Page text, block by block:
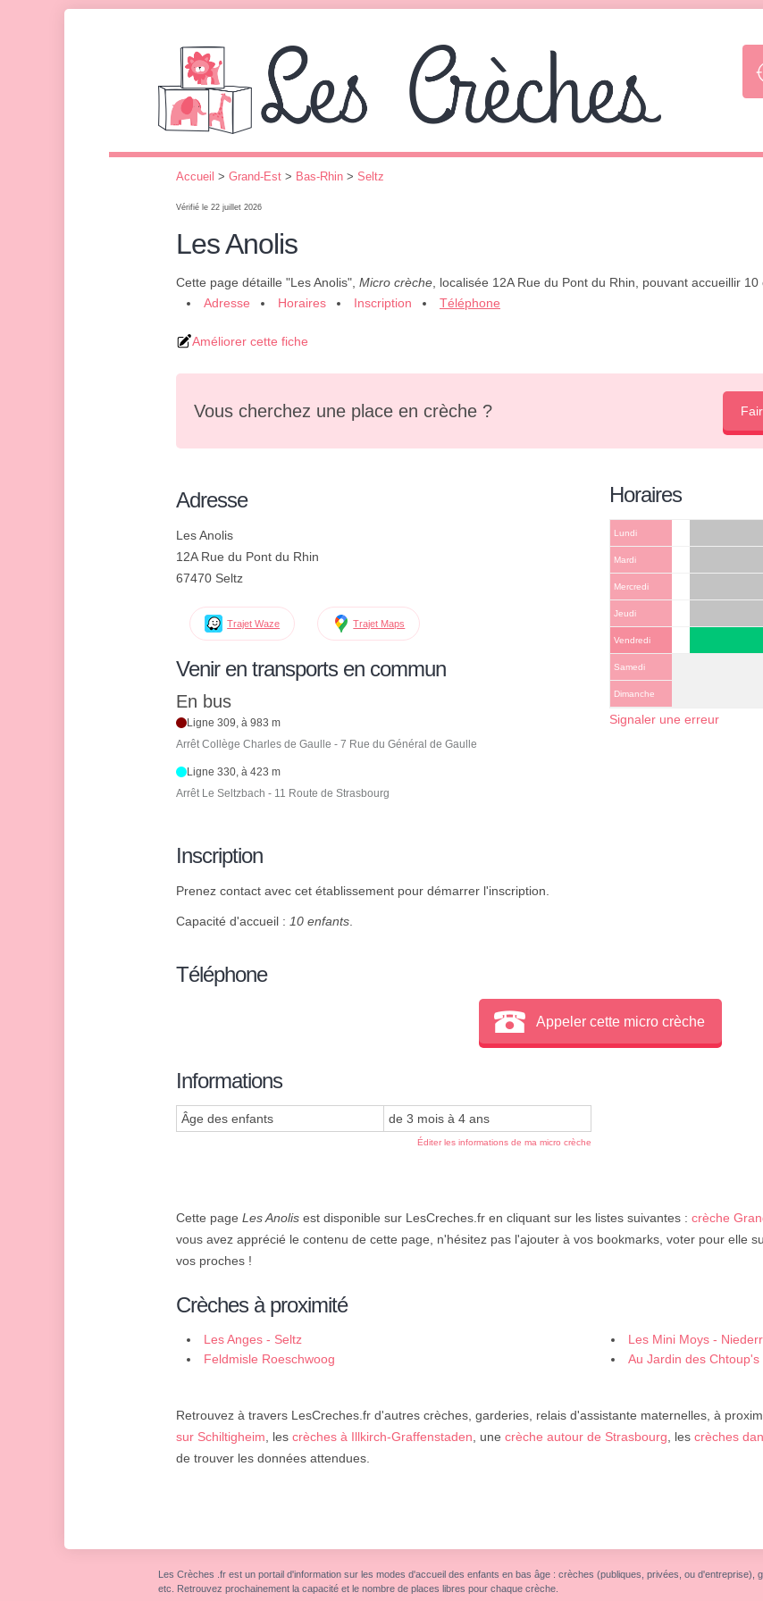
Accueil > Grand-Est > Bas-Rhin > Seltz
Vérifié le 22 juillet 2026
Les Anolis
Cette page détaille "Les Anolis", Micro crèche , localisée 12A Rue du Pont du Rhin, pouvant accueillir
Adresse
Horaires Inscription Téléphone
Améliorer cette fiche
Vous cherchez une place en crèche ?
Adresse
Les Anolis
12A Rue du Pont du Rhin
67470 Seltz
Trajet Waze Trajet Maps
Venir en transports en commun
En bus
Ligne 309, à 983 m
Arrêt Collège Charles de Gaulle - 7 Rue du Général de Gaulle
Ligne 330, à 423 m
Arrêt Le Seltzbach - 11 Route de Strasbourg
Horaires
Lundi
Mardi
Mercredi
Jeudi
Vendredi
Samedi
Dimanche
Signaler une erreur
Inscription
Prenez contact avec cet établissement pour démarrer l'inscription.
Capacité d'accueil : 10 enfants.
Téléphone
Appeler cette micro crèche
Informations
Âge des enfants de 3 mois à 4 ans
Éditer les informations de ma micro crèche
Cette page Les Anolis est disponible sur LesCreches.fr en cliquant sur les listes suivantes : crèche
vous avez apprécié le contenu de cette page, n'hésitez pas l'ajouter à vos bookmarks, voter pour elle
vos proches !
Crèches à proximité
Les Anges - Seltz
Les Mini Moys -
Feldmisle Roeschwoog
Au Jardin des
Retrouvez à travers LesCreches.fr d'autres crèches, garderies, relais d'assistante maternelles, à
sur Schiltigheim, les crèches à Illkirch-Graffenstaden, une crèche autour de Strasbourg, les crèches
de trouver les données attendues.
Les Crèches .fr est un portail d'information sur les modes d'accueil des enfants en bas âge : crèches (publiques, privées, ou d'entreprise),
etc. Retrouvez prochainement la capacité et le nombre de places libres pour chaque crèche.